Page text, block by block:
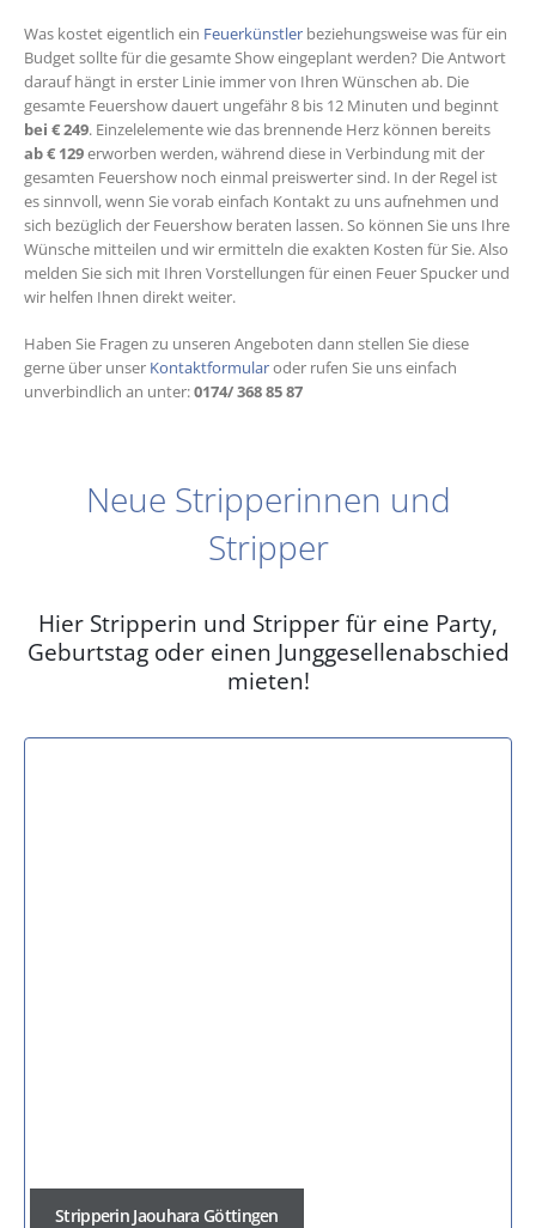
Was kostet eigentlich ein Feuerkünstler beziehungsweise was für ein
Budget sollte für die gesamte Show eingeplant werden? Die Antwort
darauf hängt in erster Linie immer von Ihren Wünschen ab. Die
gesamte Feuershow dauert ungefähr 8 bis 12 Minuten und beginnt
bei € 249. Einzelelemente wie das brennende Herz können bereits
ab € 129erworben werden, während diese in Verbindung mit der
gesamten Feuershow noch einmal preiswerter sind. In der Regel ist
es sinnvoll, wenn Sie vorab einfach Kontakt zu uns aufnehmen und
sich bezüglich der Feuershow beraten lassen. So können Sie uns Ihre
Wünsche mitteilen und wir ermitteln die exakten Kosten für Sie. Also
melden Sie sich mit Ihren Vorstellungen für einen Feuer Spucker und
wir helfen Ihnen direkt weiter.
Haben Sie Fragen zu unseren Angeboten dann stellen Sie diese
gerne über unser Kontaktformularoder rufen Sie uns einfach
unverbindlich an unter:0174/ 368 85 87
Neue Stripperinnen und
Stripper
Hier Stripperin und Stripper für eine Party,
Geburtstag oder einen Junggesellenabschied
mieten!
Stripperin Jaouhara Göttingen